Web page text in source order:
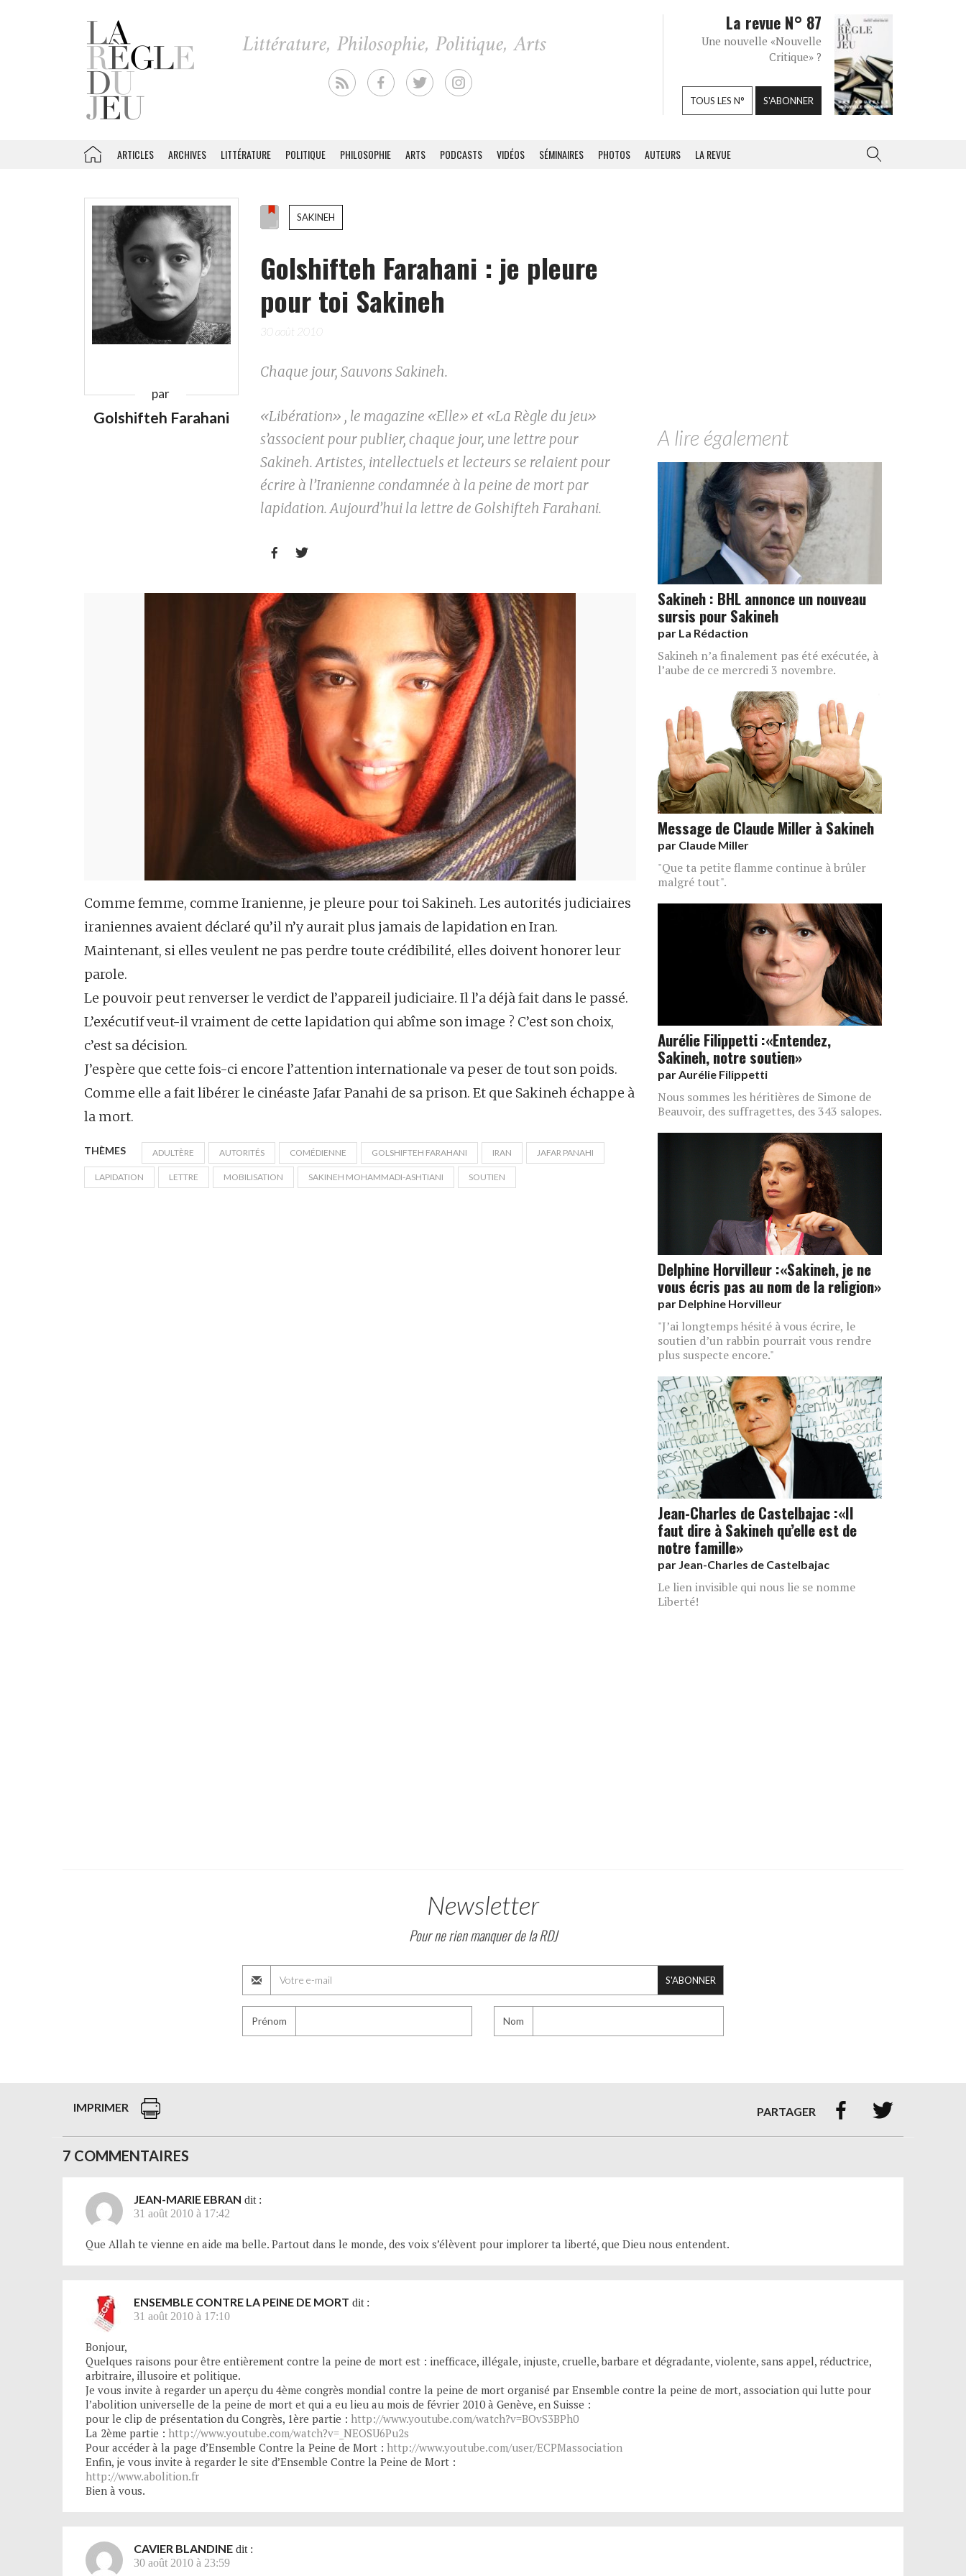
La revue N° 87
Une nouvelle «Nouvelle
Critique» ?
TOUS LES N° S'ABONNER
ARTICLES ARCHIVES LITTÉRATURE POLITIQUE PHILOSOPHIE ARTS PODCASTS VIDÉOS SÉMINAIRES PHOTOS AUTEURS LA REVUE
par
Golshifteh Farahani
SAKINEH
Golshifteh Farahani : je pleure
pour toi Sakineh
30 août 2010
Chaque jour, Sauvons Sakineh.
«Libération» , le magazine «Elle» et «La Règle du jeu»
s’associent pour publier, chaque jour, une lettre pour
Sakineh. Artistes, intellectuels et lecteurs se relaient pour
écrire à l’Iranienne condamnée à la peine de mort par
lapidation. Aujourd’hui la lettre de Golshifteh Farahani.
 
Comme femme, comme Iranienne, je pleure pour toi Sakineh. Les autorités judiciaires
iraniennes avaient déclaré qu’il n’y aurait plus jamais de lapidation en Iran.
Maintenant, si elles veulent ne pas perdre toute crédibilité, elles doivent honorer leur
parole.
Le pouvoir peut renverser le verdict de l’appareil judiciaire. Il l’a déjà fait dans le passé.
L’exécutif veut-il vraiment de cette lapidation qui abîme son image ? C’est son choix,
c’est sa décision.
J’espère que cette fois-ci encore l’attention internationale va peser de tout son poids.
Comme elle a fait libérer le cinéaste Jafar Panahi de sa prison. Et que Sakineh échappe à
la mort.
THÈMES ADULTÈRE AUTORITÉS COMÉDIENNE GOLSHIFTEH FARAHANI IRAN JAFAR PANAHI
LAPIDATION LETTRE MOBILISATION SAKINEH MOHAMMADI-ASHTIANI SOUTIEN
A lire également
Sakineh : BHL annonce un nouveau
sursis pour Sakineh
par La Rédaction
Sakineh n’a finalement pas été exécutée, à
l’aube de ce mercredi 3 novembre.
Message de Claude Miller à Sakineh
par Claude Miller
"Que ta petite flamme continue à brûler
malgré tout".
Aurélie Filippetti :«Entendez,
Sakineh, notre soutien»
parAurélie Filippetti
Nous sommes les héritières de Simone de
Beauvoir, des suffragettes, des 343 salopes.
Delphine Horvilleur :«Sakineh, je ne
vous écris pas au nom de la religion»
par Delphine Horvilleur
"J’ai longtemps hésité à vous écrire, le
soutien d’un rabbin pourrait vous rendre
plus suspecte encore."
Jean-Charles de Castelbajac :«Il
faut dire à Sakineh qu’elle est de
notre famille»
par Jean-Charles de Castelbajac
Le lien invisible qui nous lie se nomme
Liberté!
Newsletter
Pour ne rien manquer de la RDJ
S'ABONNER
Prénom Nom
IMPRIMER PARTAGER  
7 COMMENTAIRES
JEAN-MARIE EBRAN dit :
31 août 2010 à 17:42
Que Allah te vienne en aide ma belle. Partout dans le monde, des voix s’élèvent pour implorer ta liberté, que Dieu nous entendent.
ENSEMBLE CONTRE LA PEINE DE MORT dit :
31 août 2010 à 17:10
Bonjour,
Quelques raisons pour être entièrement contre la peine de mort est : inefficace, illégale, injuste, cruelle, barbare et dégradante, violente, sans appel, réductrice,
arbitraire, illusoire et politique.
Je vous invite à regarder un aperçu du 4ème congrès mondial contre la peine de mort organisé par Ensemble contre la peine de mort, association qui lutte pour
l’abolition universelle de la peine de mort et qui a eu lieu au mois de février 2010 à Genève, en Suisse :
pour le clip de présentation du Congrès, 1ère partie : http://www.youtube.com/watch?v=BOvS3BPh0
La 2ème partie : http://www.youtube.com/watch?v=_NEOSU6Pu2s
Pour accéder à la page d’Ensemble Contre la Peine de Mort : http://www.youtube.com/user/ECPMassociation
Enfin, je vous invite à regarder le site d’Ensemble Contre la Peine de Mort :
http://www.abolition.fr
Bien à vous.
CAVIER BLANDINE dit :
30 août 2010 à 23:59